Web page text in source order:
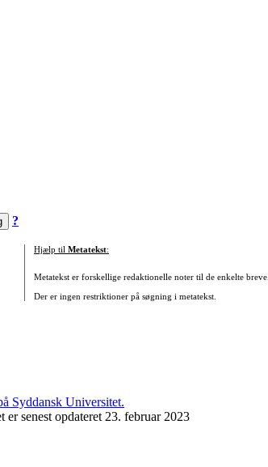
?
Hjælp til Metatekst:
Metatekst er forskellige redaktionelle noter til de enkelte breve.
Der er ingen restriktioner på søgning i metatekst.
er senest opdateret 23. februar 2023